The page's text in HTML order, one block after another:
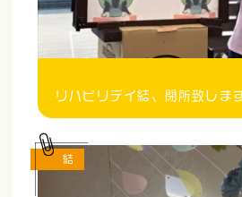
リハビリデイ結、閉所致しま
結